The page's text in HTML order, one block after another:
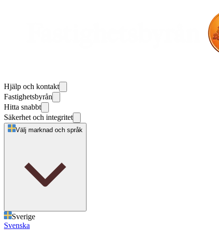
Hjälp och kontakt
Fastighetsbyrån
Hitta snabbt
Säkerhet och integritet
Välj marknad och språk
Sverige
Svenska